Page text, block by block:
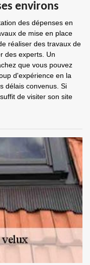
environs
des dépenses en
de mise en place
réaliser des travaux de
des experts. Un
que vous pouvez
d'expérience en la
délais convenus. Si
de visiter son site